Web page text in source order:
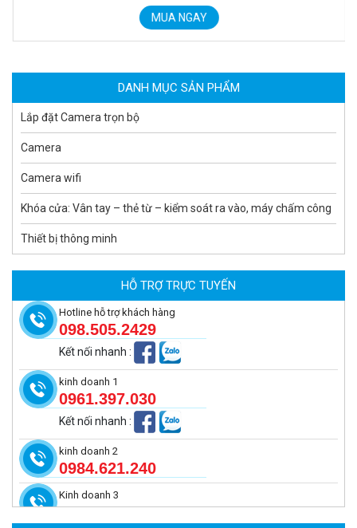
MUA NGAY
DANH MỤC SẢN PHẨM
Lắp đặt Camera trọn bộ
Camera
Camera wifi
Khóa cửa: Vân tay – thẻ từ – kiểm soát ra vào, máy chấm công
Thiết bị thông minh
HỖ TRỢ TRỰC TUYẾN
Hotline hỗ trợ khách hàng
098.505.2429
Kết nối nhanh :
kinh doanh 1
0961.397.030
Kết nối nhanh :
kinh doanh 2
0984.621.240
Kinh doanh 3
Camera tích hợp đầu báo nhiệt 2MP Hikfire HF-VH 221
1.679.000 đ
MUA NGAY
Camera tích hợp đầu báo nhiệt 2MP Hikfire HF-VH 223